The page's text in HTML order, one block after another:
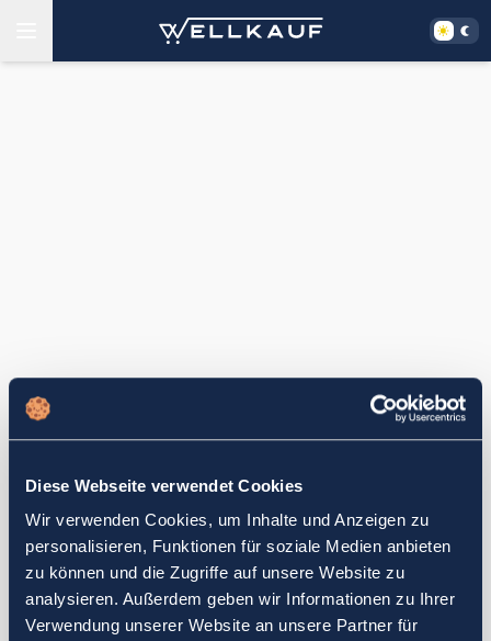
Diese Webseite verwendet Cookies
Wir verwenden Cookies, um Inhalte und Anzeigen zu
personalisieren, Funktionen für soziale Medien anbieten
zu können und die Zugriffe auf unsere Website zu
analysieren. Außerdem geben wir Informationen zu Ihrer
Verwendung unserer Website an unsere Partner für